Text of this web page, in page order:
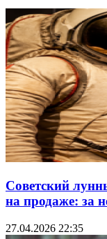
Советский
на продаже: за
27.04.2026 22:35